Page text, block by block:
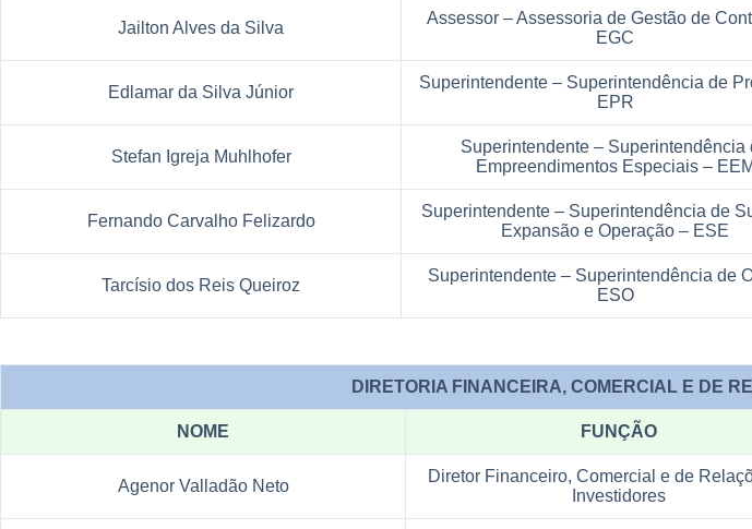
Jailton Alves da Silva
Assessor – Assessoria de Gestão de
EGC
Edlamar da Silva Júnior
Superintendente – Superintendência de
EPR
Stefan Igreja Muhlhofer
Superintendente – Superintendência
Empreendimentos Especiais – EEM
Fernando Carvalho Felizardo
Superintendente – Superintendência de
Expansão e Operação – ESE
Tarcísio dos Reis Queiroz
Superintendente – Superintendência de
ESO
DIRETORIA FINANCEIRA, COMERCIAL E DE
NOME FUNÇÃO
Agenor Valladão Neto
Diretor Financeiro, Comercial e de
Investidores